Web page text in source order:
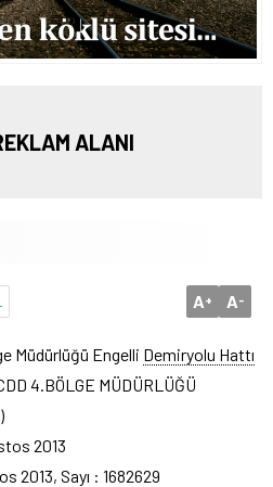
ALANI
A+ A-
Müdürlüğü Engelli Demiryolu Hattı
4.BÖLGE MÜDÜRLÜĞÜ
2013
2013, Sayı : 1682629